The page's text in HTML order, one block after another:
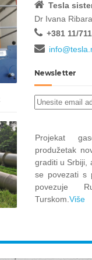
Projekat
produžetak
graditi u Srbiji,
se povezati s
povezuje
Turskom. Više
Tesla
Dr Ivana
+381 11/
Newsletter